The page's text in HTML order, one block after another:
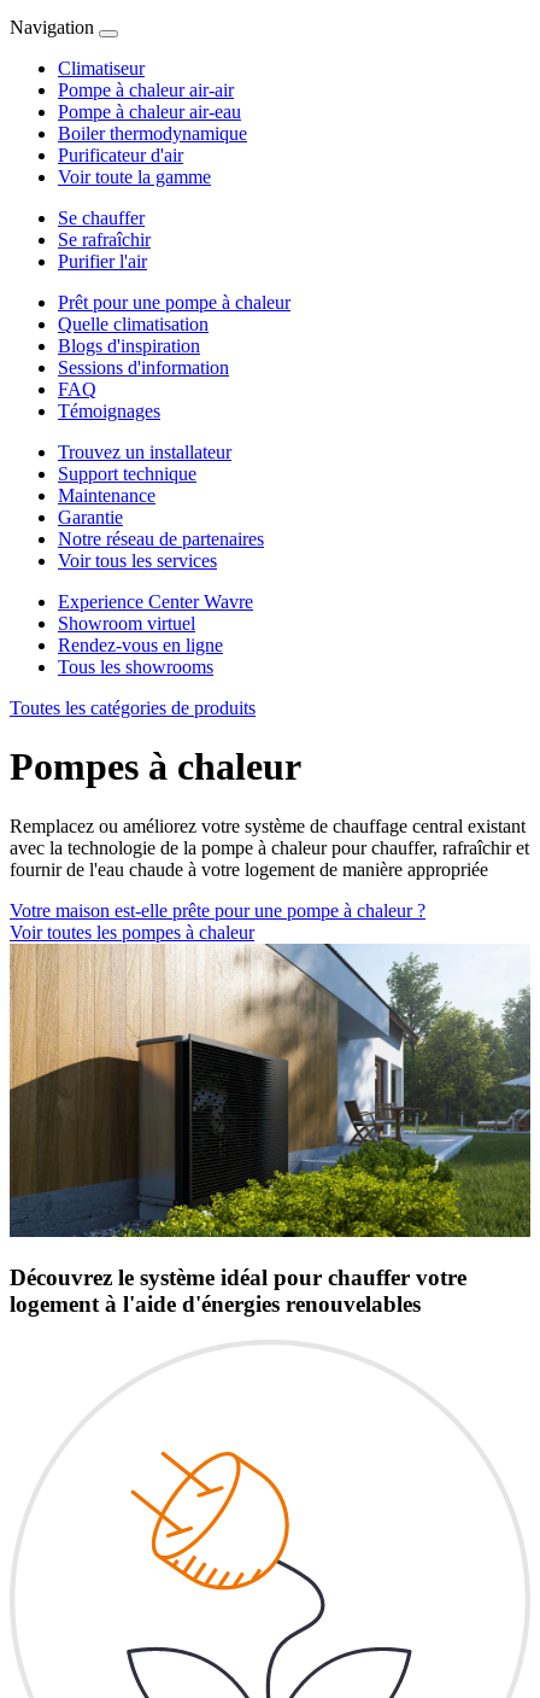
Navigation
Climatiseur
Pompe à chaleur air-air
Pompe à chaleur air-eau
Boiler thermodynamique
Purificateur d'air
Voir toute la gamme
Se chauffer
Se rafraîchir
Purifier l'air
Prêt pour une pompe à chaleur
Quelle climatisation
Blogs d'inspiration
Sessions d'information
FAQ
Témoignages
Trouvez un installateur
Support technique
Maintenance
Garantie
Notre réseau de partenaires
Voir tous les services
Experience Center Wavre
Showroom virtuel
Rendez-vous en ligne
Tous les showrooms
Toutes les catégories de produits
Pompes à chaleur
Remplacez ou améliorez votre système de chauffage central existant
avec la technologie de la pompe à chaleur pour chauffer, rafraîchir et
fournir de l'eau chaude à votre logement de manière appropriée
Votre maison est-elle prête pour une pompe à chaleur ?
Voir toutes les pompes à chaleur
Découvrez le système idéal pour chauffer votre
logement à l'aide d'énergies renouvelables